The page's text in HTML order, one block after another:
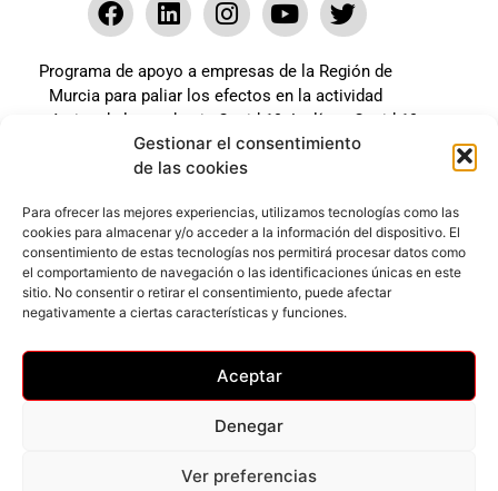
Gestionar el consentimiento
de las cookies
Para ofrecer las mejores experiencias, utilizamos tecnologías como las
cookies para almacenar y/o acceder a la información del dispositivo. El
consentimiento de estas tecnologías nos permitirá procesar datos como
el comportamiento de navegación o las identificaciones únicas en este
sitio. No consentir o retirar el consentimiento, puede afectar
negativamente a ciertas características y funciones.
Aceptar
Denegar
Ver preferencias
Programa de apoyo a empresas de la Región de
Murcia para paliar los efectos en la actividad
económica de la pandemia Covid-19. La línea Covid-19
coste cero cofinanciada por la unión europea.
Expediente: 2020.07.COSI.0483
Web desarrollada gracias al Programa Kit Digital
Cofinanciado por los Fondos Next Generation (EU) del
–Accesibilidad–Cookies